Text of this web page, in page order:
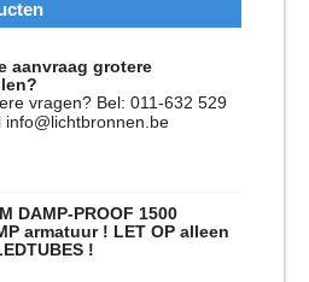
aanvraag grotere
vragen? Bel: 011-632 529
info@lichtbronnen.be
DAMP-PROOF 1500
armatuur ! LET OP alleen
!